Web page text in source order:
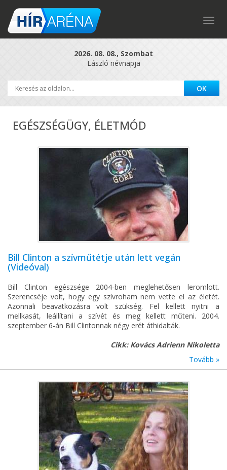
2026. 08. 08., Szombat
László névnapja
EGÉSZSÉGÜGY, ÉLETMÓD
Bill Clinton a szívműtétje után lett vegán
(Videóval)
Bill Clinton egészsége 2004-ben meglehetősen leromlott.
Szerencséje volt, hogy egy szívroham nem vette el az életét.
Azonnali beavatkozásra volt szükség. Fel kellett nyitni a
mellkasát, leállítani a szívét és meg kellett műteni. 2004.
szeptember 6-án Bill Clintonnak négy erét áthidalták.
Cikk: Kovács Adrienn Nikoletta
Tovább »